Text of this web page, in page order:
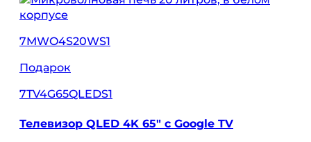
7MWO4S20WS1
Подарок
7TV4G65QLEDS1
Телевизор QLED 4K 65" с Google TV